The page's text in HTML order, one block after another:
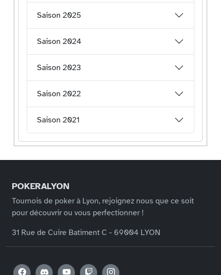
Saison 2025
Saison 2024
Saison 2023
Saison 2022
Saison 2021
POKERALYON
Tournois de poker à Lyon, rejoignez nous que ce soit
pour découvrir ou vous perfectionner !
31 Rue de Cuire Batiment C - 69004 LYON